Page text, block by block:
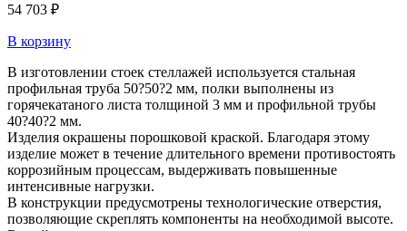
54 703 ₽
В корзину
В изготовлении стоек стеллажей используется стальная
профильная труба 50?50?2 мм, полки выполнены из
горячекатаного листа толщиной 3 мм и профильной трубы
40?40?2 мм.
Изделия окрашены порошковой краской. Благодаря этому
изделие может в течение длительного времени противостоять
коррозийным процессам, выдерживать повышенные
интенсивные нагрузки.
В конструкции предусмотрены технологические отверстия,
позволяющие скреплять компоненты на необходимой высоте.